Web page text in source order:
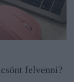
felvenni?